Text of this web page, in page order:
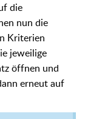
die
nun die
Kriterien
jeweilige
öffnen und
erneut auf